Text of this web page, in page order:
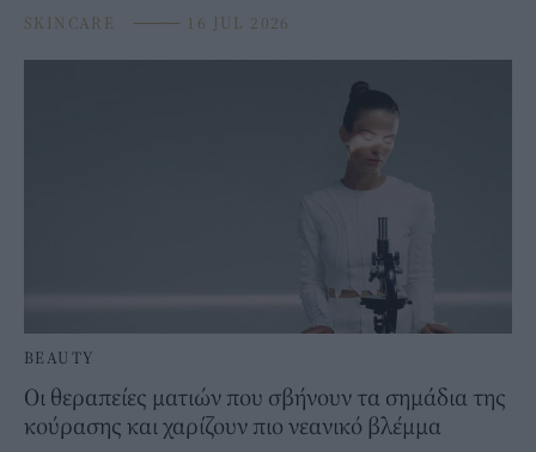
SKINCARE ⸻ 16 JUL 2026
BEAUTY
Οι θεραπείες ματιών που σβήνουν τα σημάδια της
κούρασης και χαρίζουν πιο νεανικό βλέμμα